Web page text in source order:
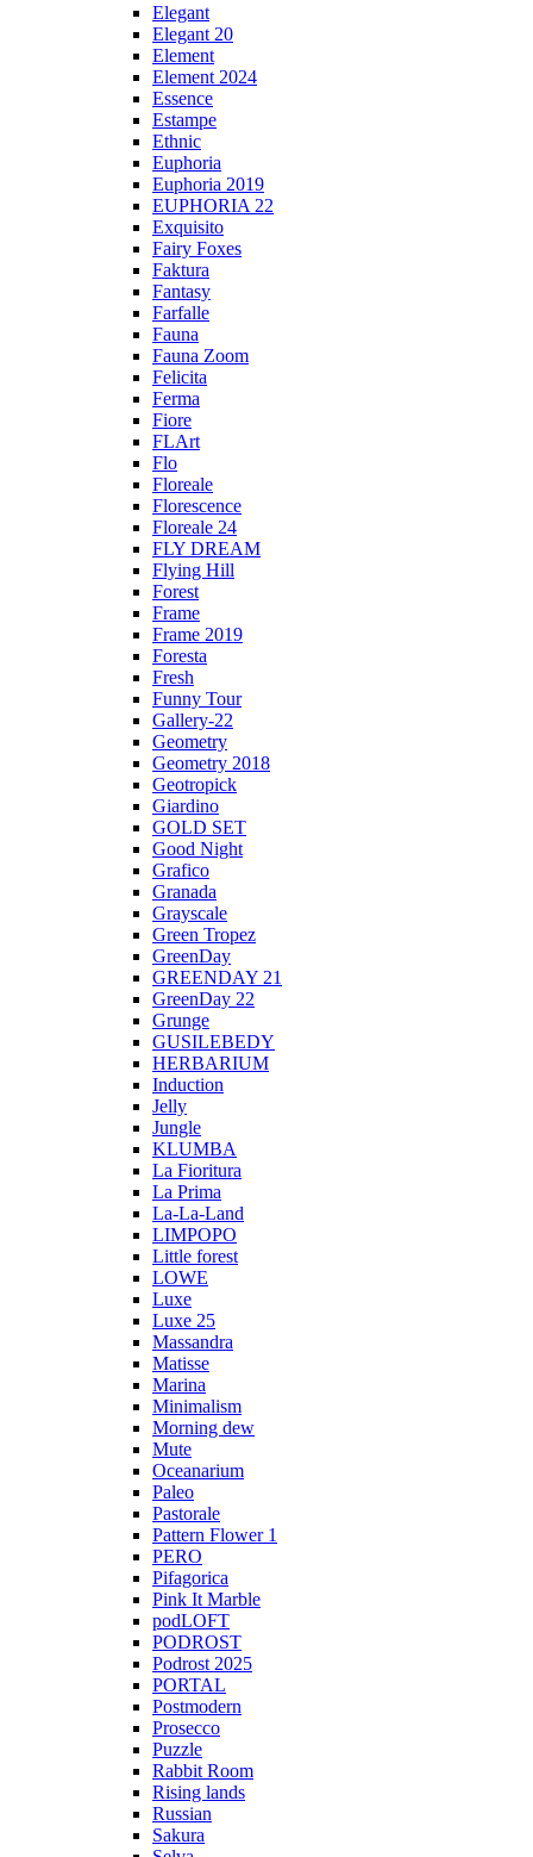
Elegant
Elegant 20
Element
Element 2024
Essence
Estampe
Ethnic
Euphoria
Euphoria 2019
EUPHORIA 22
Exquisito
Fairy Foxes
Faktura
Fantasy
Farfalle
Fauna
Fauna Zoom
Felicita
Ferma
Fiore
FLArt
Flo
Floreale
Florescence
Floreale 24
FLY DREAM
Flying Hill
Forest
Frame
Frame 2019
Foresta
Fresh
Funny Tour
Gallery-22
Geometry
Geometry 2018
Geotropick
Giardino
GOLD SET
Good Night
Grafico
Granada
Grayscale
Green Tropez
GreenDay
GREENDAY 21
GreenDay 22
Grunge
GUSILEBEDY
HERBARIUM
Induction
Jelly
Jungle
KLUMBA
La Fioritura
La Prima
La-La-Land
LIMPOPO
Little forest
LOWE
Luxe
Luxe 25
Massandra
Matisse
Marina
Minimalism
Morning dew
Mute
Oceanarium
Paleo
Pastorale
Pattern Flower 1
PERO
Pifagorica
Pink It Marble
podLOFT
PODROST
Podrost 2025
PORTAL
Postmodern
Prosecco
Puzzle
Rabbit Room
Rising lands
Russian
Sakura